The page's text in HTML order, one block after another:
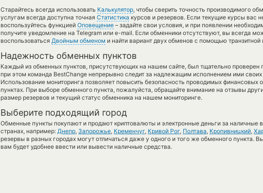
Старайтесь всегда использовать Калькулятор, чтобы сверить точность производимого
услугам всегда доступна точная Статистика курсов и резервов. Если текущие курсы вас
воспользуйтесь функцией Оповещение – задайте свои условия, и при появлении
получите уведомление на Telegram или e-mail. Если обменники отсутствуют, вы всегда
воспользоваться Двойным обменом и найти вариант двух обменов с помощью
Надежность обменных пунктов
Каждый из обменных пунктов, присутствующих на нашем сайте, был тщательно проверен
при этом команда BestChange непрерывно следит за надлежащим исполнением ими своих
Использование мониторинга позволяет повысить безопасность проводимых финансовых
пунктах. При выборе обменного пункта, пожалуйста, обращайте внимание на отзывы
размер резервов и текущий статус обменника на нашем мониторинге.
Выберите подходящий город
Обменные пункты покупают и продают криптовалюты и электронные деньги за наличные
странах, например: Днепр, Запорожье, Кременчуг, Кривой Рог, Полтава, Кропивницкий,
резервы в разных городах могут отличаться даже у одного и того же обменного пункта.
вам будет удобнее ввести или вывести наличные средства.